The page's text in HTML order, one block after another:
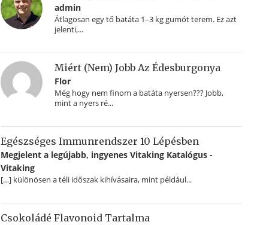
admin
Átlagosan egy tő batáta 1–3 kg gumót terem. Ez azt
jelenti,...
Miért (nem) Jobb Az Édesburgonya
Flor
Még hogy nem finom a batáta nyersen??? Jobb,
mint a nyers ré...
Egészséges Immunrendszer 10 Lépésben
Megjelent a legújabb, ingyenes Vitaking Katalógus -
Vitaking
[…] különösen a téli időszak kihívásaira, mint például...
Csokoládé Flavonoid Tartalma